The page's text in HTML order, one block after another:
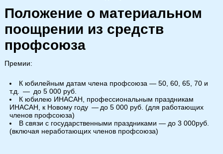
Положение о материальном
поощрении из средств
профсоюза
Премии:
К юбилейным датам члена профсоюза — 50, 60, 65, 70 и
т.д. — до 5 000 руб.
К юбилею ИНАСАН, профессиональным праздникам
ИНАСАН, к Новому году — до 5 000 руб. (для работающих
членов профсоюза)
В связи с государственными праздниками — до 3 000руб.
(включая неработающих членов профсоюза)